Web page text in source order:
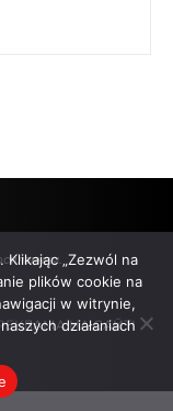
НА САЙТІ
„Zezwól na
plików cookie na
w witrynie,
działaniach